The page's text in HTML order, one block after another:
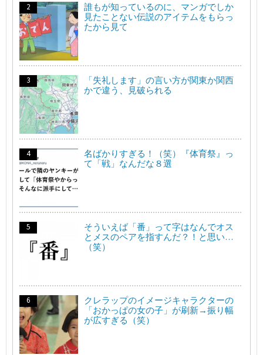
誰もが知っているのに、マンガでしか
見たことない伝説のアイテムをもらっ
たから見て
「失礼します」の言い方が関東か関西
かで違う、見破られる
名ばかりすぎる！（笑）『体育祭』っ
て「戦」なんだな８選
そういえば「番」って字はなんでオス
とメスのペアを指すんだ？！と思い…
（笑）
クレラップのイメージキャラクターの
「おかっぱの女の子」が刷新→振り幅
が広すぎる（笑）